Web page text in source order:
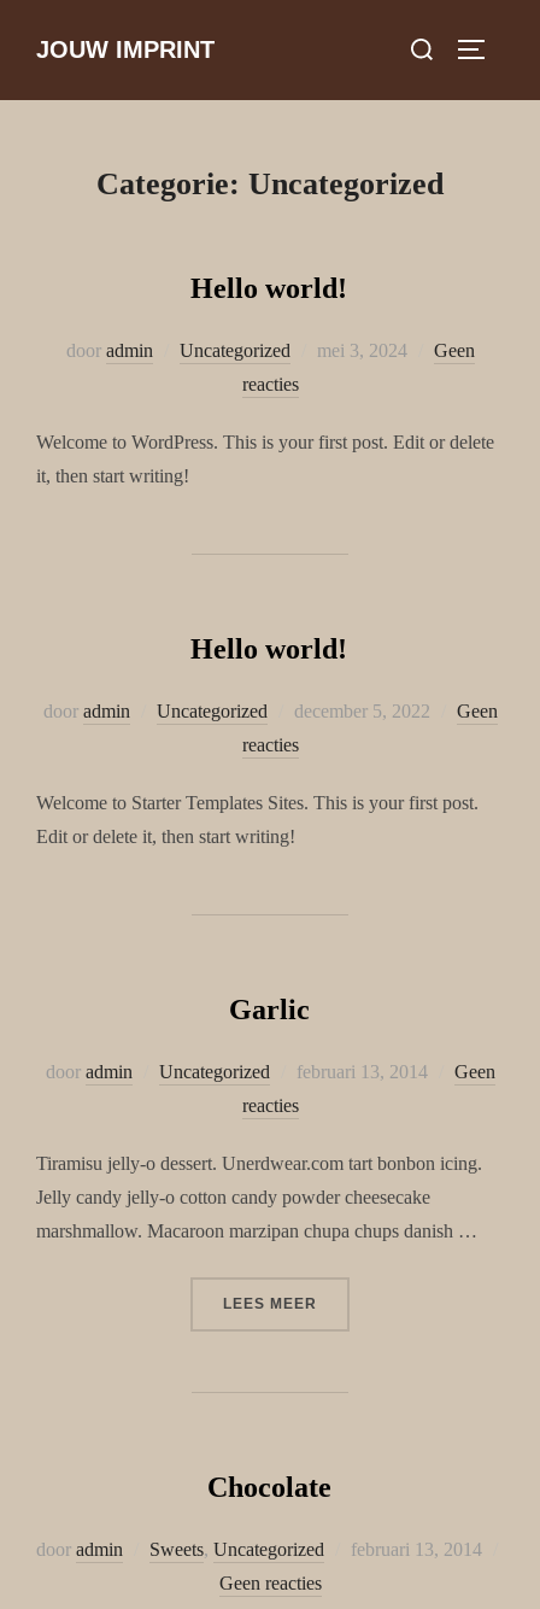
JOUW IMPRINT
Zoek
Categorie: Uncategorized
Hello world!
door admin Uncategorized
Geplaatst
mei 3, 2024
Geen
reacties
Welcome to WordPress. This is your first post. Edit or delete
it, then start writing!
Hello world!
door admin Uncategorized
Geplaatst
op
december 5, 2022
Geen
reacties
Welcome to Starter Templates Sites. This is your first post.
Edit or delete it, then start writing!
Garlic
door admin Uncategorized
Geplaatst
op
februari 13, 2014
Geen
reacties
Tiramisu jelly-o dessert. Unerdwear.com tart bonbon icing.
Jelly candy jelly-o cotton candy powder cheesecake
marshmallow. Macaroon marzipan chupa chups danish …
LEES MEER
Chocolate
door admin Sweets, Uncategorized
Geplaatst
februari 13, 2014
Geen reacties